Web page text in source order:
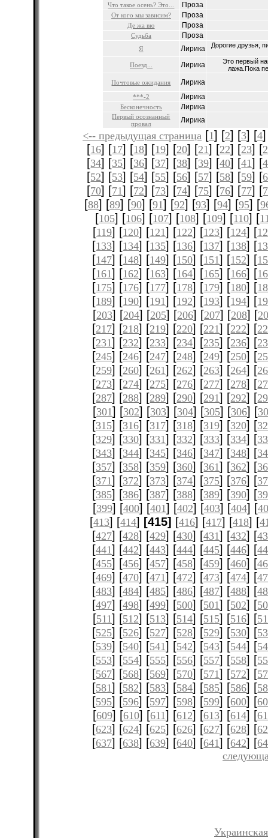
Что такое осень? Это... Проза
От кого мы зависим? Проза
Де жа вю Проза
Судьба Проза
Я Лирика Дорогие друзья,
Поезд... Лирика
Это первый
лажа.Пока
Почтовые ожидания
Лирика
***-2 Лирика
Бесконечность Лирика
Первый осознанный
провал
Лирика
<-- предыдущая страница [1] [2] [3] [4
[16] [17] [18] [19] [20] [21] [22] [23] [
[34] [35] [36] [37] [38] [39] [40] [41] [
[52] [53] [54] [55] [56] [57] [58] [59] [
[70] [71] [72] [73] [74] [75] [76] [77] [
[88] [89] [90] [91] [92] [93] [94] [95] [
[105] [106] [107] [108] [109] [110] [
[119] [120] [121] [122] [123] [124] [
[133] [134] [135] [136] [137] [138] [
[147] [148] [149] [150] [151] [152] [
[161] [162] [163] [164] [165] [166] [
[175] [176] [177] [178] [179] [180] [
[189] [190] [191] [192] [193] [194] [
[203] [204] [205] [206] [207] [208] [
[217] [218] [219] [220] [221] [222] [
[231] [232] [233] [234] [235] [236] [
[245] [246] [247] [248] [249] [250] [
[259] [260] [261] [262] [263] [264] [
[273] [274] [275] [276] [277] [278] [
[287] [288] [289] [290] [291] [292] [
[301] [302] [303] [304] [305] [306] [
[315] [316] [317] [318] [319] [320] [
[329] [330] [331] [332] [333] [334] [
[343] [344] [345] [346] [347] [348] [
[357] [358] [359] [360] [361] [362] [
[371] [372] [373] [374] [375] [376] [
[385] [386] [387] [388] [389] [390] [
[399] [400] [401] [402] [403] [404] [
[413] [414] [415] [416] [417] [418] [
[427] [428] [429] [430] [431] [432] [
[441] [442] [443] [444] [445] [446] [
[455] [456] [457] [458] [459] [460] [
[469] [470] [471] [472] [473] [474] [
[483] [484] [485] [486] [487] [488] [
[497] [498] [499] [500] [501] [502] [
[511] [512] [513] [514] [515] [516] [
[525] [526] [527] [528] [529] [530] [
[539] [540] [541] [542] [543] [544] [
[553] [554] [555] [556] [557] [558] [
[567] [568] [569] [570] [571] [572] [
[581] [582] [583] [584] [585] [586] [
[595] [596] [597] [598] [599] [600] [
[609] [610] [611] [612] [613] [614] [
[623] [624] [625] [626] [627] [628] [
[637] [638] [639] [640] [641] [642] [